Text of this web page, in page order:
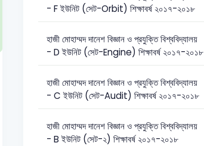
- F ইউনিট (সেট-Orbit) শিক্ষাবর্ষ ২০১৭-২০১৮
হাজী মোহাম্মদ দানেশ বিজ্ঞান ও প্রযুক্তি বিশ্ববিদ্যালয়
- D ইউনিট (সেট-Engine) শিক্ষাবর্ষ ২০১৭-২০১৮
হাজী মোহাম্মদ দানেশ বিজ্ঞান ও প্রযুক্তি বিশ্ববিদ্যালয়
- C ইউনিট (সেট-Audit) শিক্ষাবর্ষ ২০১৭-২০১৮
হাজী মোহাম্মদ দানেশ বিজ্ঞান ও প্রযুক্তি বিশ্ববিদ্যালয়
- B ইউনিট (সেট-২) শিক্ষাবর্ষ ২০১৭-২০১৮